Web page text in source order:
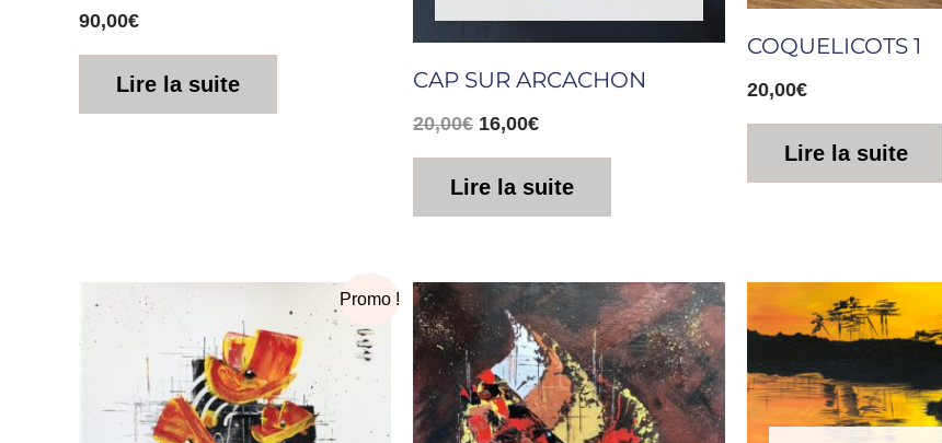
90,00€
Lire la suite CAP SUR ARCACHON
20,00€ 16,00€
Lire la suite
COQUELICOTS 1
20,00€
Lire la suite
Promo !
Le
prix
initial
était :
90,00€.
actuel
est :
60,00€.
prix
initial
était :
90,00€.
Le
prix
actuel
35,00€.